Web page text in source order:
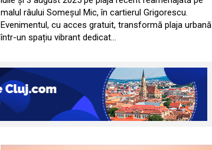
malul râului Someșul Mic, în cartierul Grigorescu.
Evenimentul, cu acces gratuit, transformă plaja urbană
într-un spațiu vibrant dedicat…